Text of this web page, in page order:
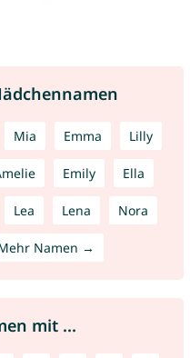
Mia Emma Lilly
Emily Ella
Lea Lena Nora
Namen →
mit ...